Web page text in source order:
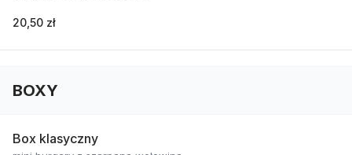
20,50 zł
BOXY
Box klasyczny